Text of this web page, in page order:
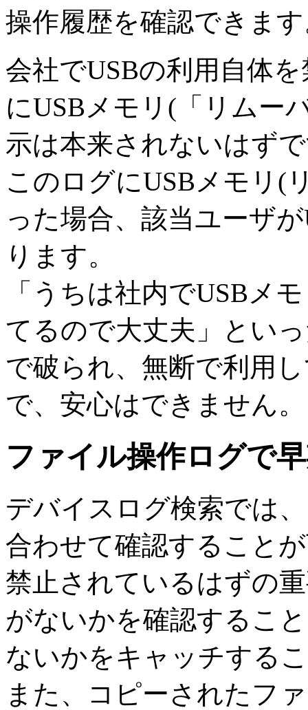
操作履歴を確認できま
会社でUSBの利用自体
にUSBメモリ(「リムー
示は本来されないはず
このログにUSBメモリ(
った場合、該当ユーザ
ります。
「うちは社内でUSBメ
てるので大丈夫」とい
で破られ、無断で利用
で、安心はできません。
ファイル操作ログで
デバイスログ検索では
合わせて確認すること
禁止されているはずの
がないかを確認するこ
ないかをキャッチする
また、コピーされたフ